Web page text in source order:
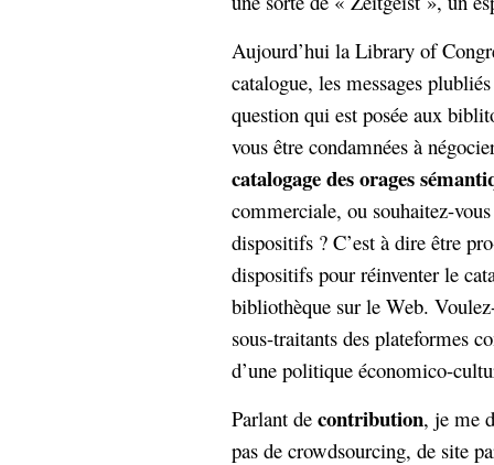
Aujourd’hui la Library of
catalogue, les messages
question qui est posée aux
vous être condamnées à
catalogage des orages
commerciale, ou souhaitez-
dispositifs ? C’est à dire être
dispositifs pour réinventer le
bibliothèque sur le Web.
sous-traitants des plateformes
d’une politique économico-
Parlant de contribution, je me
pas de crowdsourcing, de site